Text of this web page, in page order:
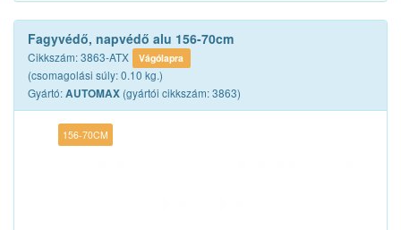
Fagyvédő, napvédő alu 156-70cm
Cikkszám: 3863-ATX Vágólapra
(csomagolási súly: 0.10 kg.)
Gyártó:AUTOMAX (gyártói cikkszám: 3863)
156-70CM